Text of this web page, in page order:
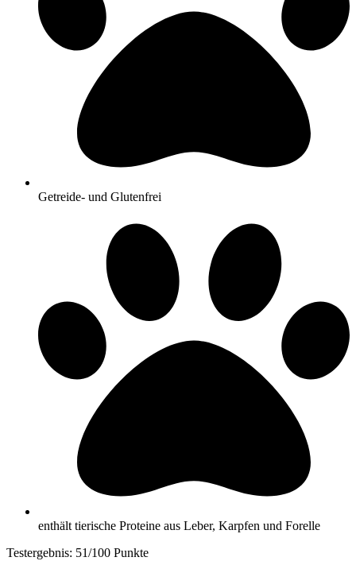
Getreide- und Glutenfrei
enthält tierische Proteine aus Leber, Karpfen und Forelle
Testergebnis: 51/100 Punkte